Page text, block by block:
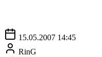
15.05.2007 14:45
RinG